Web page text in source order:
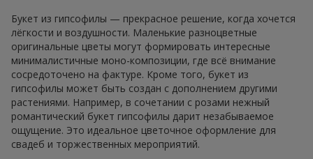
Букет из гипсофилы — прекрасное решение, когда хочется
лёгкости и воздушности. Маленькие разноцветные
оригинальные цветы могут формировать интересные
минималистичные моно-композиции, где всё внимание
сосредоточено на фактуре. Кроме того, букет из
гипсофилы может быть создан с дополнением другими
растениями. Например, в сочетании с розами нежный
романтический букет гипсофилы дарит незабываемое
ощущение. Это идеальное цветочное оформление для
свадеб и торжественных мероприятий.